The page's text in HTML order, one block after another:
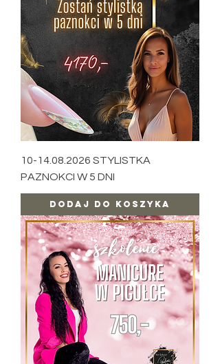
10-14.08.2026 STYLISTKA
PAZNOKCI W 5 DNI
Dodaj do koszyka